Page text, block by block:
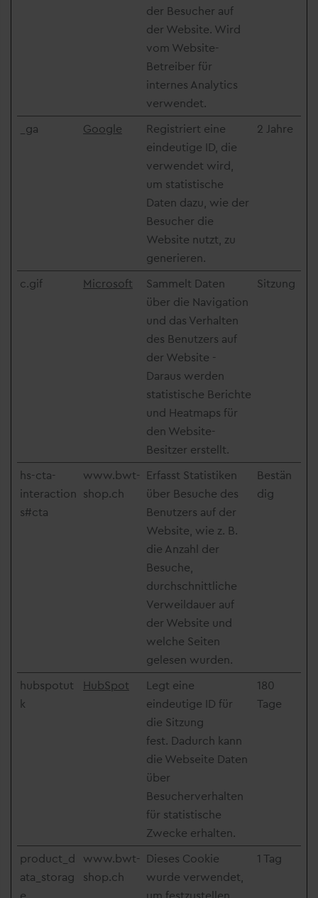
der Besucher auf
der Website. Wird
vom Website-
Betreiber für
internes Analytics
verwendet.
_ga Google
Registriert eine
eindeutige ID, die
verwendet wird,
um statistische
Daten dazu, wie der
Besucher die
Website nutzt, zu
generieren.
2 Jahre
c.gif Microsoft
Sammelt Daten
über die Navigation
und das Verhalten
des Benutzers auf
der Website -
Daraus werden
statistische Berichte
und Heatmaps für
den Website-
Besitzer erstellt.
Sitzung
hs-cta-
interaction
s#cta
www.bwt-
shop.ch
Erfasst Statistiken
über Besuche des
Benutzers auf der
Website, wie z. B.
die Anzahl der
Besuche,
durchschnittliche
Verweildauer auf
der Website und
welche Seiten
gelesen wurden.
Bestän
dig
hubspotut
k
HubSpot
Legt eine
eindeutige ID für
die Sitzung
fest. Dadurch kann
die Webseite Daten
über
Besucherverhalten
für statistische
Zwecke erhalten.
180
Tage
product_d
ata_storag
e
www.bwt-
shop.ch
Dieses Cookie
wurde verwendet,
um festzustellen,
1 Tag